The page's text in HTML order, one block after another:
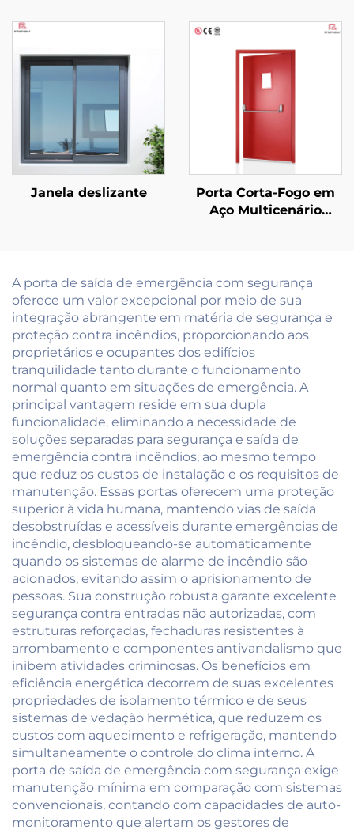
Moderno, com Tela
Extrafina para
Isolamento Térmico
Sistema de Porta
Alumínio Externa para
Varanda de Vila com
Divisória Dobrável de
Vidro
Janela deslizante
Porta Corta-Fogo em
Aço Multicenário
Industrial
A porta de saída de emergência com segurança
oferece um valor excepcional por meio de sua
integração abrangente em matéria de segurança e
proteção contra incêndios, proporcionando aos
proprietários e ocupantes dos edifícios
tranquilidade tanto durante o funcionamento
normal quanto em situações de emergência. A
principal vantagem reside em sua dupla
funcionalidade, eliminando a necessidade de
soluções separadas para segurança e saída de
emergência contra incêndios, ao mesmo tempo
que reduz os custos de instalação e os requisitos de
manutenção. Essas portas oferecem uma proteção
superior à vida humana, mantendo vias de saída
desobstruídas e acessíveis durante emergências de
incêndio, desbloqueando-se automaticamente
quando os sistemas de alarme de incêndio são
acionados, evitando assim o aprisionamento de
pessoas. Sua construção robusta garante excelente
segurança contra entradas não autorizadas, com
estruturas reforçadas, fechaduras resistentes à
arrombamento e componentes antivandalismo que
inibem atividades criminosas. Os benefícios em
eficiência energética decorrem de suas excelentes
propriedades de isolamento térmico e de seus
sistemas de vedação hermética, que reduzem os
custos com aquecimento e refrigeração, mantendo
simultaneamente o controle do clima interno. A
porta de saída de emergência com segurança exige
manutenção mínima em comparação com sistemas
convencionais, contando com capacidades de auto-
monitoramento que alertam os gestores de